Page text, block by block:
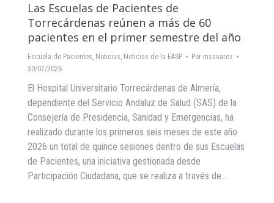
Las Escuelas de Pacientes de
Torrecárdenas reúnen a más de 60
pacientes en el primer semestre del año
Escuela de Pacientes, Noticias, Noticias de la EASP Por mssuarez
30/07/2026
El Hospital Universitario Torrecárdenas de Almería,
dependiente del Servicio Andaluz de Salud (SAS) de la
Consejería de Presidencia, Sanidad y Emergencias, ha
realizado durante los primeros seis meses de este año
2026 un total de quince sesiones dentro de sus Escuelas
de Pacientes, una iniciativa gestionada desde
Participación Ciudadana, que se realiza a través de…